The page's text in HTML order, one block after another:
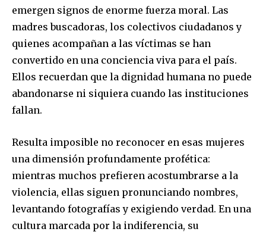
emergen signos de enorme fuerza moral. Las
madres buscadoras, los colectivos ciudadanos y
quienes acompañan a las víctimas se han
convertido en una conciencia viva para el país.
Ellos recuerdan que la dignidad humana no puede
abandonarse ni siquiera cuando las instituciones
fallan.
Resulta imposible no reconocer en esas mujeres
una dimensión profundamente profética:
mientras muchos prefieren acostumbrarse a la
violencia, ellas siguen pronunciando nombres,
levantando fotografías y exigiendo verdad. En una
cultura marcada por la indiferencia, su